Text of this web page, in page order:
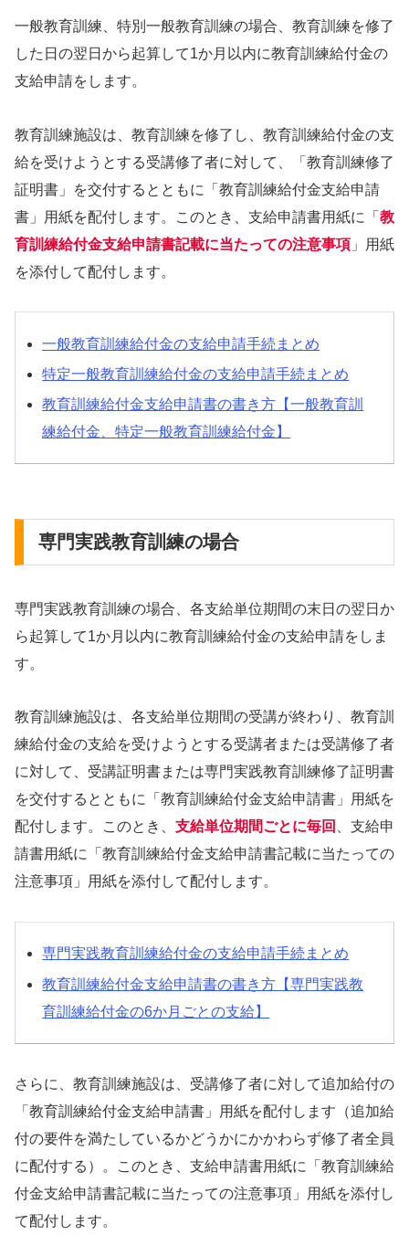
一般教育訓練、特別一般教育訓練の場合、教育訓練を修了
した日の翌日から起算して1か月以内に教育訓練給付金の
支給申請をします。
教育訓練施設は、教育訓練を修了し、教育訓練給付金の支
給を受けようとする受講修了者に対して、「教育訓練修了
証明書」を交付するとともに「教育訓練給付金支給申請
書」用紙を配付します。このとき、支給申請書用紙に「 教
育訓練給付金支給申請書記載に当たっての注意事項 」用紙
を添付して配付します。
一般教育訓練給付金の支給申請手続まとめ
特定一般教育訓練給付金の支給申請手続まとめ
教育訓練給付金支給申請書の書き方【一般教育訓
練給付金、特定一般教育訓練給付金】
専門実践教育訓練の場合
専門実践教育訓練の場合、各支給単位期間の末日の翌日か
ら起算して1か月以内に教育訓練給付金の支給申請をしま
す。
教育訓練施設は、各支給単位期間の受講が終わり、教育訓
練給付金の支給を受けようとする受講者または受講修了者
に対して、受講証明書または専門実践教育訓練修了証明書
を交付するとともに「教育訓練給付金支給申請書」用紙を
配付します。このとき、 支給単位期間ごとに毎回 、支給申
請書用紙に「教育訓練給付金支給申請書記載に当たっての
注意事項」用紙を添付して配付します。
専門実践教育訓練給付金の支給申請手続まとめ
教育訓練給付金支給申請書の書き方【専門実践教
育訓練給付金の6か月ごとの支給】
さらに、教育訓練施設は、受講修了者に対して追加給付の
「教育訓練給付金支給申請書」用紙を配付します（追加給
付の要件を満たしているかどうかにかかわらず修了者全員
に配付する）。このとき、支給申請書用紙に「教育訓練給
付金支給申請書記載に当たっての注意事項」用紙を添付し
て配付します。